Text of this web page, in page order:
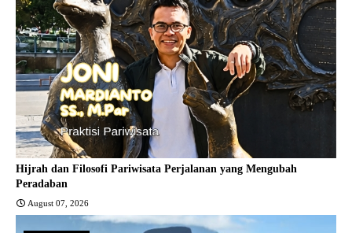
Hijrah dan Filosofi Pariwisata Perjalanan yang Mengubah
Peradaban
August 07, 2026